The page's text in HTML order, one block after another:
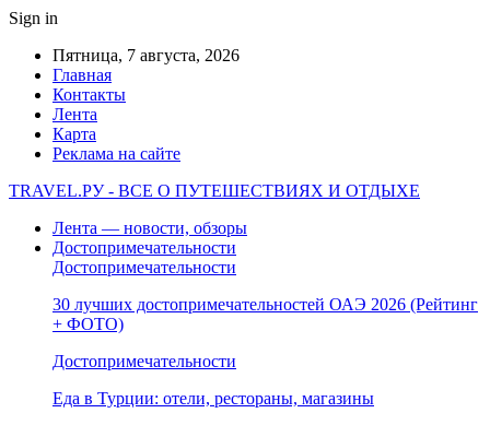
Sign in
Пятница, 7 августа, 2026
Главная
Контакты
Лента
Карта
Реклама на сайте
TRAVEL.РУ - ВСЕ О ПУТЕШЕСТВИЯХ И ОТДЫХЕ
Лента — новости, обзоры
Достопримечательности
Достопримечательности
30 лучших достопримечательностей ОАЭ 2026 (Рейтинг
+ ФОТО)
Достопримечательности
Еда в Турции: отели, рестораны, магазины